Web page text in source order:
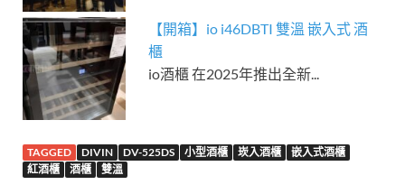
【開箱】io i46DBTI 雙溫 嵌入式 酒
櫃
io酒櫃 在2025年推出全新...
TAGGED DIVIN DV-525DS 小型酒櫃 崁入酒櫃
嵌入式酒櫃
紅酒櫃
酒櫃 雙溫